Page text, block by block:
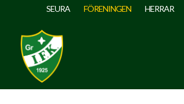
SEURA FÖRENINGEN HERRAR